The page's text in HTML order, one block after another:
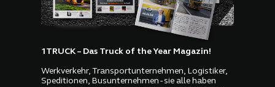
1TRUCK – Das Truck of the Year Magazin!
Werkverkehr, Transportunternehmen, Logistiker,
Speditionen, Busunternehmen - sie alle haben